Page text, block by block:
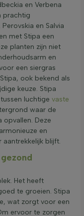
en Verbena
prachtig
en Salvia
met Stipa een
planten zijn niet
en
een siergras
ook bekend als
keuze. Stipa
luchtige vaste
waar de
opvallen. Deze
en
aantrekkelijk blijft.
Het heeft
te groeien. Stipa
wat zorgt voor een
ervoor te zorgen